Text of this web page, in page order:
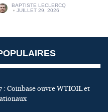
BAPTISTE LECLERCQ
JUILLET 29, 2026
Coinbase ouvre WTIOIL et